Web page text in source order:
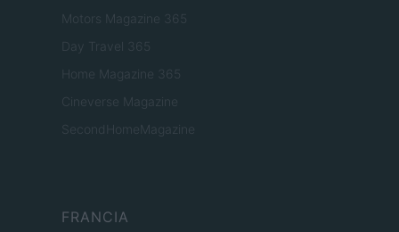
Motors Magazine 365
Day Travel 365
Home Magazine 365
Cineverse Magazine
SecondHomeMagazine
FRANCIA